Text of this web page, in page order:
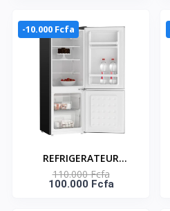
-10.000 Fcfa
REFRIGERATEUR
COMBINE STCB-145WH
SMART TECHNOLOGY
110.000 Fcfa
100.000 Fcfa